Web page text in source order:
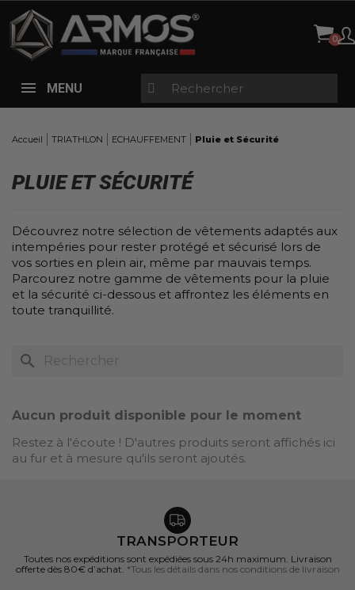
MENU
Accueil TRIATHLON ECHAUFFEMENT Pluie et Sécurité
FILTRES
Aucun choix disponible pour ce groupe
COULEURS
Aucun choix disponible pour ce groupe
NOUVEAUX PRODUITS
Aucun choix disponible pour ce groupe
SOUS-CATÉGORIES
PLUIE ET SÉCURITÉ
Découvrez notre sélection de vêtements adaptés aux
intempéries pour rester protégé et sécurisé lors de
vos sorties en plein air, même par mauvais temps.
Parcourez notre gamme de vêtements pour la pluie
et la sécurité ci-dessous et affrontez les éléments en
toute tranquillité.
search
Aucun produit disponible pour le moment
Restez à l'écoute ! D'autres produits seront affichés ici
au fur et à mesure qu'ils seront ajoutés.
TRANSPORTEUR
Toutes nos expéditions sont expédiées sous 24h maximum. Livraison
offerte dès 80€ d’achat. *Tous les détails dans nos conditions de livraison
Panneau de gestion des cookies